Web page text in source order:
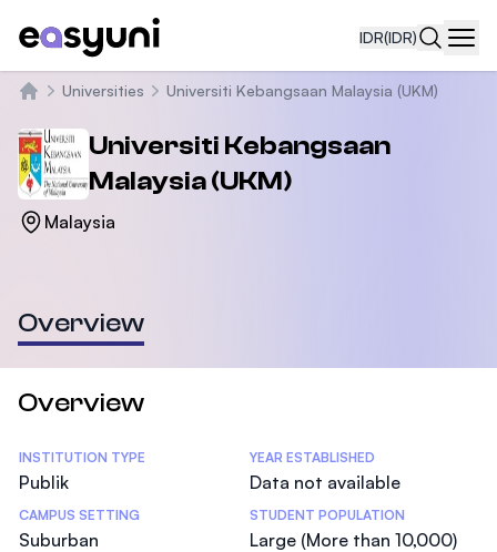
IDR(IDR)
Universities Universiti Kebangsaan Malaysia (UKM)
Universiti Kebangsaan
Malaysia (UKM)
Malaysia
Overview
Overview
Statistics
INSTITUTION TYPE
Publik
YEAR ESTABLISHED
Data not available
CAMPUS SETTING
Suburban
STUDENT POPULATION
Large (More than 10,000)